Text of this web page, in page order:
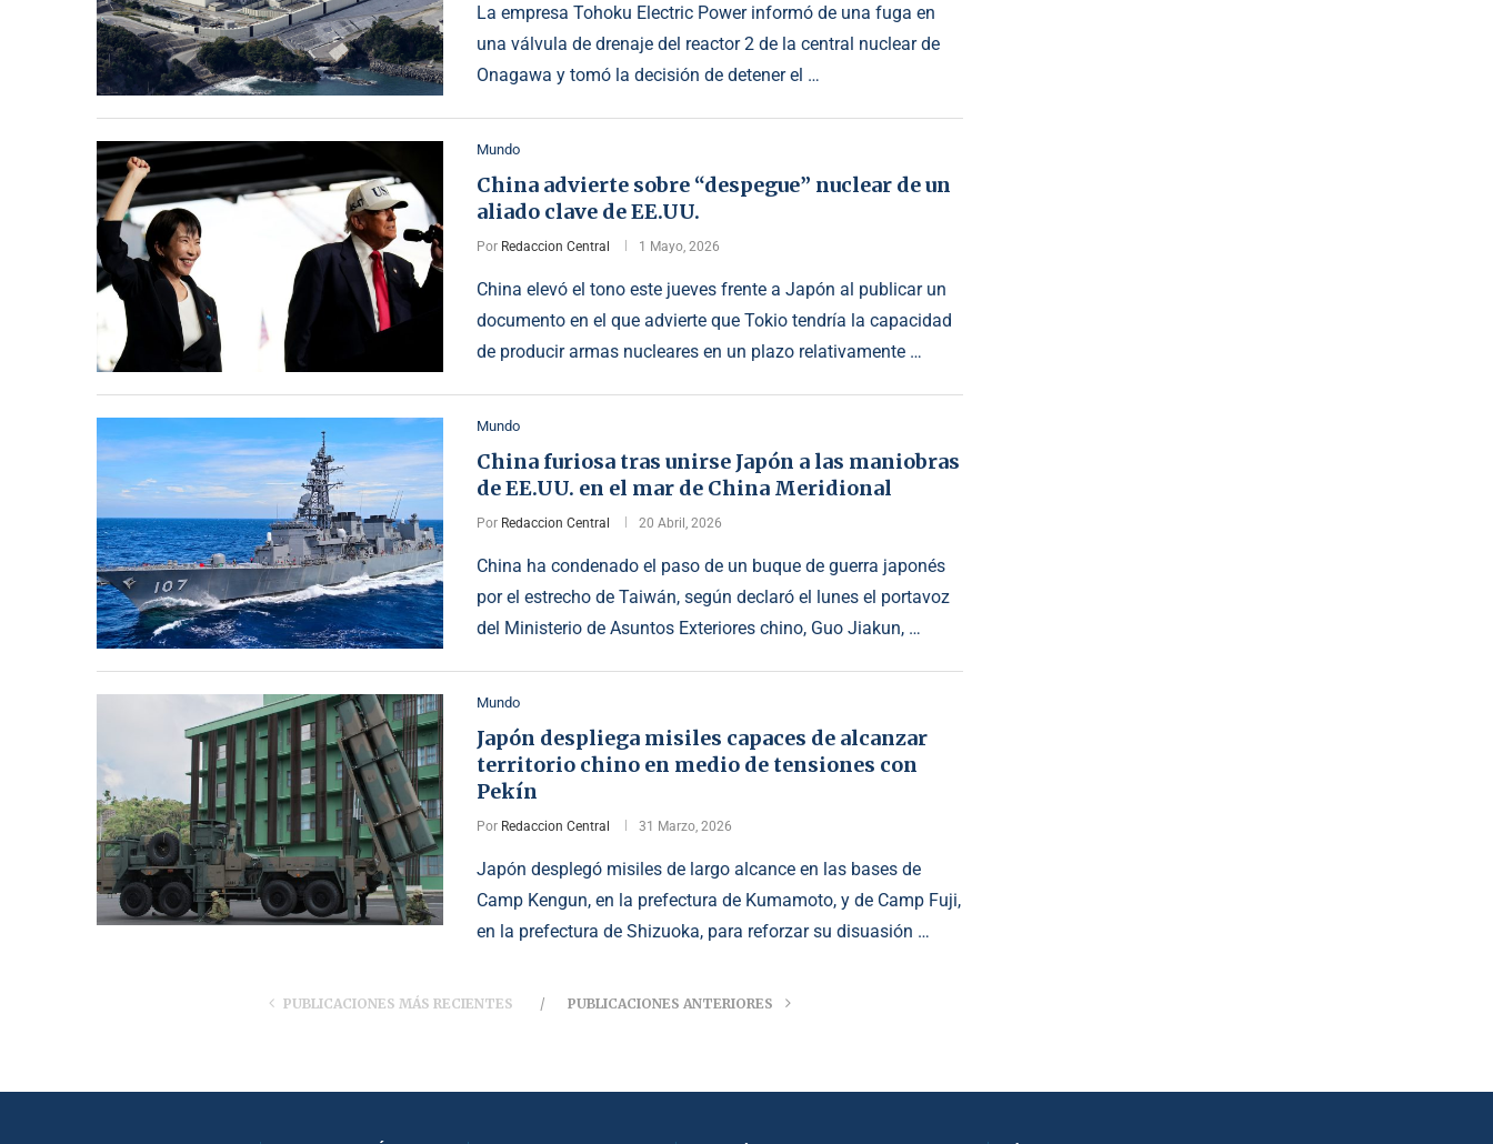
La empresa Tohoku Electric Power informó de una fuga en
una válvula de drenaje del reactor 2 de la central nuclear de
Onagawa y tomó la decisión de detener el …
Mundo
China advierte sobre “despegue” nuclear de un
aliado clave de EE.UU.
Por Redaccion Central 1 Mayo, 2026
China elevó el tono este jueves frente a Japón al publicar un
documento en el que advierte que Tokio tendría la capacidad
de producir armas nucleares en un plazo relativamente …
Mundo
China furiosa tras unirse Japón a las maniobras
de EE.UU. en el mar de China Meridional
Por Redaccion Central 20 Abril, 2026
China ha condenado el paso de un buque de guerra japonés
por el estrecho de Taiwán, según declaró el lunes el portavoz
del Ministerio de Asuntos Exteriores chino, Guo Jiakun, …
Mundo
Japón despliega misiles capaces de alcanzar
territorio chino en medio de tensiones con
Pekín
Por Redaccion Central 31 Marzo, 2026
Japón desplegó misiles de largo alcance en las bases de
Camp Kengun, en la prefectura de Kumamoto, y de Camp Fuji,
en la prefectura de Shizuoka, para reforzar su disuasión …
PUBLICACIONES MÁS RECIENTES PUBLICACIONES ANTERIORES